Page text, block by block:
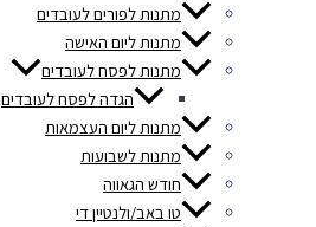
מתנות לפורים לעובדים
מתנות ליום האישה
מתנות לפסח לעובדים
הגדה לפסח לעובדים
מתנות ליום העצמאות
מתנות לשבועות
חודש הגאווה
טו באב/ולנטיין די